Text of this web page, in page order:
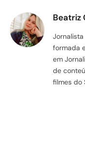
Beatriz
Jornalista
formada
em
de
filmes do